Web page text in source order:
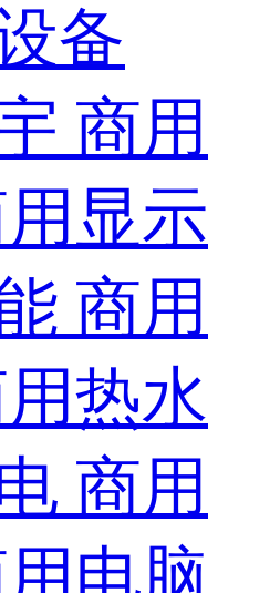
备
商用
显示
商用
热水
商用
电脑